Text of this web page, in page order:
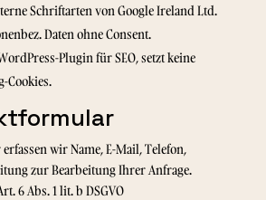
Schriftarten von Google Ireland Ltd.
Daten ohne Consent.
Plugin für SEO, setzt keine
Cookies.
wir Name, E-Mail, Telefon,
zur Bearbeitung Ihrer Anfrage.
6 Abs. 1 lit. b DSGVO